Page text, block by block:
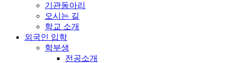
기관동아리
오시는 길
학교 소개
외국인 입학
학부생
전공소개